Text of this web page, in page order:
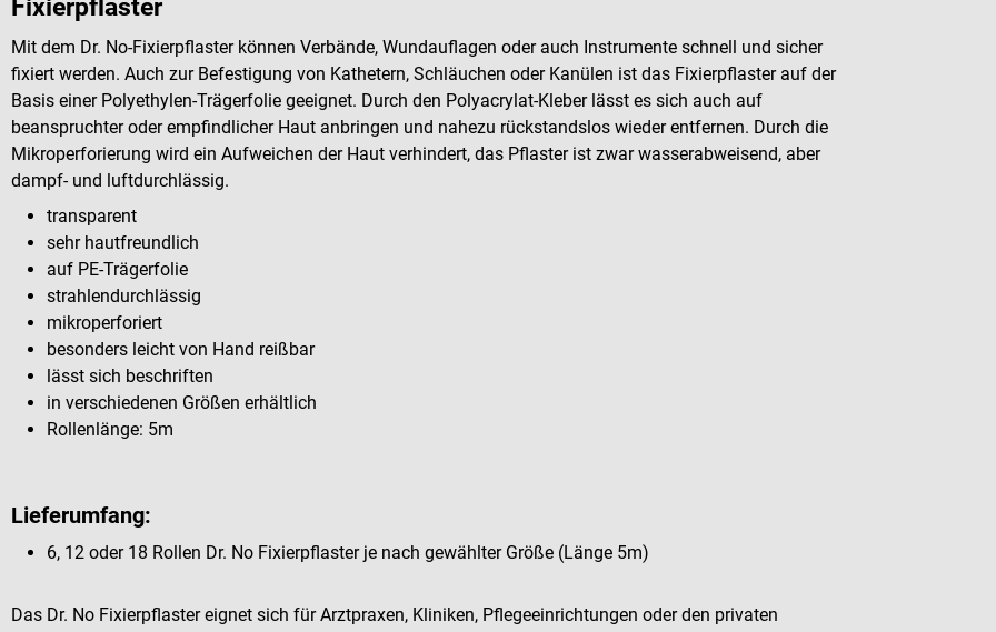
Fixierpflaster
Mit dem Dr. No-Fixierpflaster können Verbände, Wundauflagen oder auch Instrumente schnell und sicher
fixiert werden. Auch zur Befestigung von Kathetern, Schläuchen oder Kanülen ist das Fixierpflaster auf der
Basis einer Polyethylen-Trägerfolie geeignet. Durch den Polyacrylat-Kleber lässt es sich auch auf
beanspruchter oder empfindlicher Haut anbringen und nahezu rückstandslos wieder entfernen. Durch die
Mikroperforierung wird ein Aufweichen der Haut verhindert, das Pflaster ist zwar wasserabweisend, aber
dampf- und luftdurchlässig.
transparent
sehr hautfreundlich
auf PE-Trägerfolie
strahlendurchlässig
mikroperforiert
besonders leicht von Hand reißbar
lässt sich beschriften
in verschiedenen Größen erhältlich
Rollenlänge: 5m
Lieferumfang:
6, 12 oder 18 Rollen Dr. No Fixierpflaster je nach gewählter Größe (Länge 5m)
Das Dr. No Fixierpflaster eignet sich für Arztpraxen, Kliniken, Pflegeeinrichtungen oder den privaten